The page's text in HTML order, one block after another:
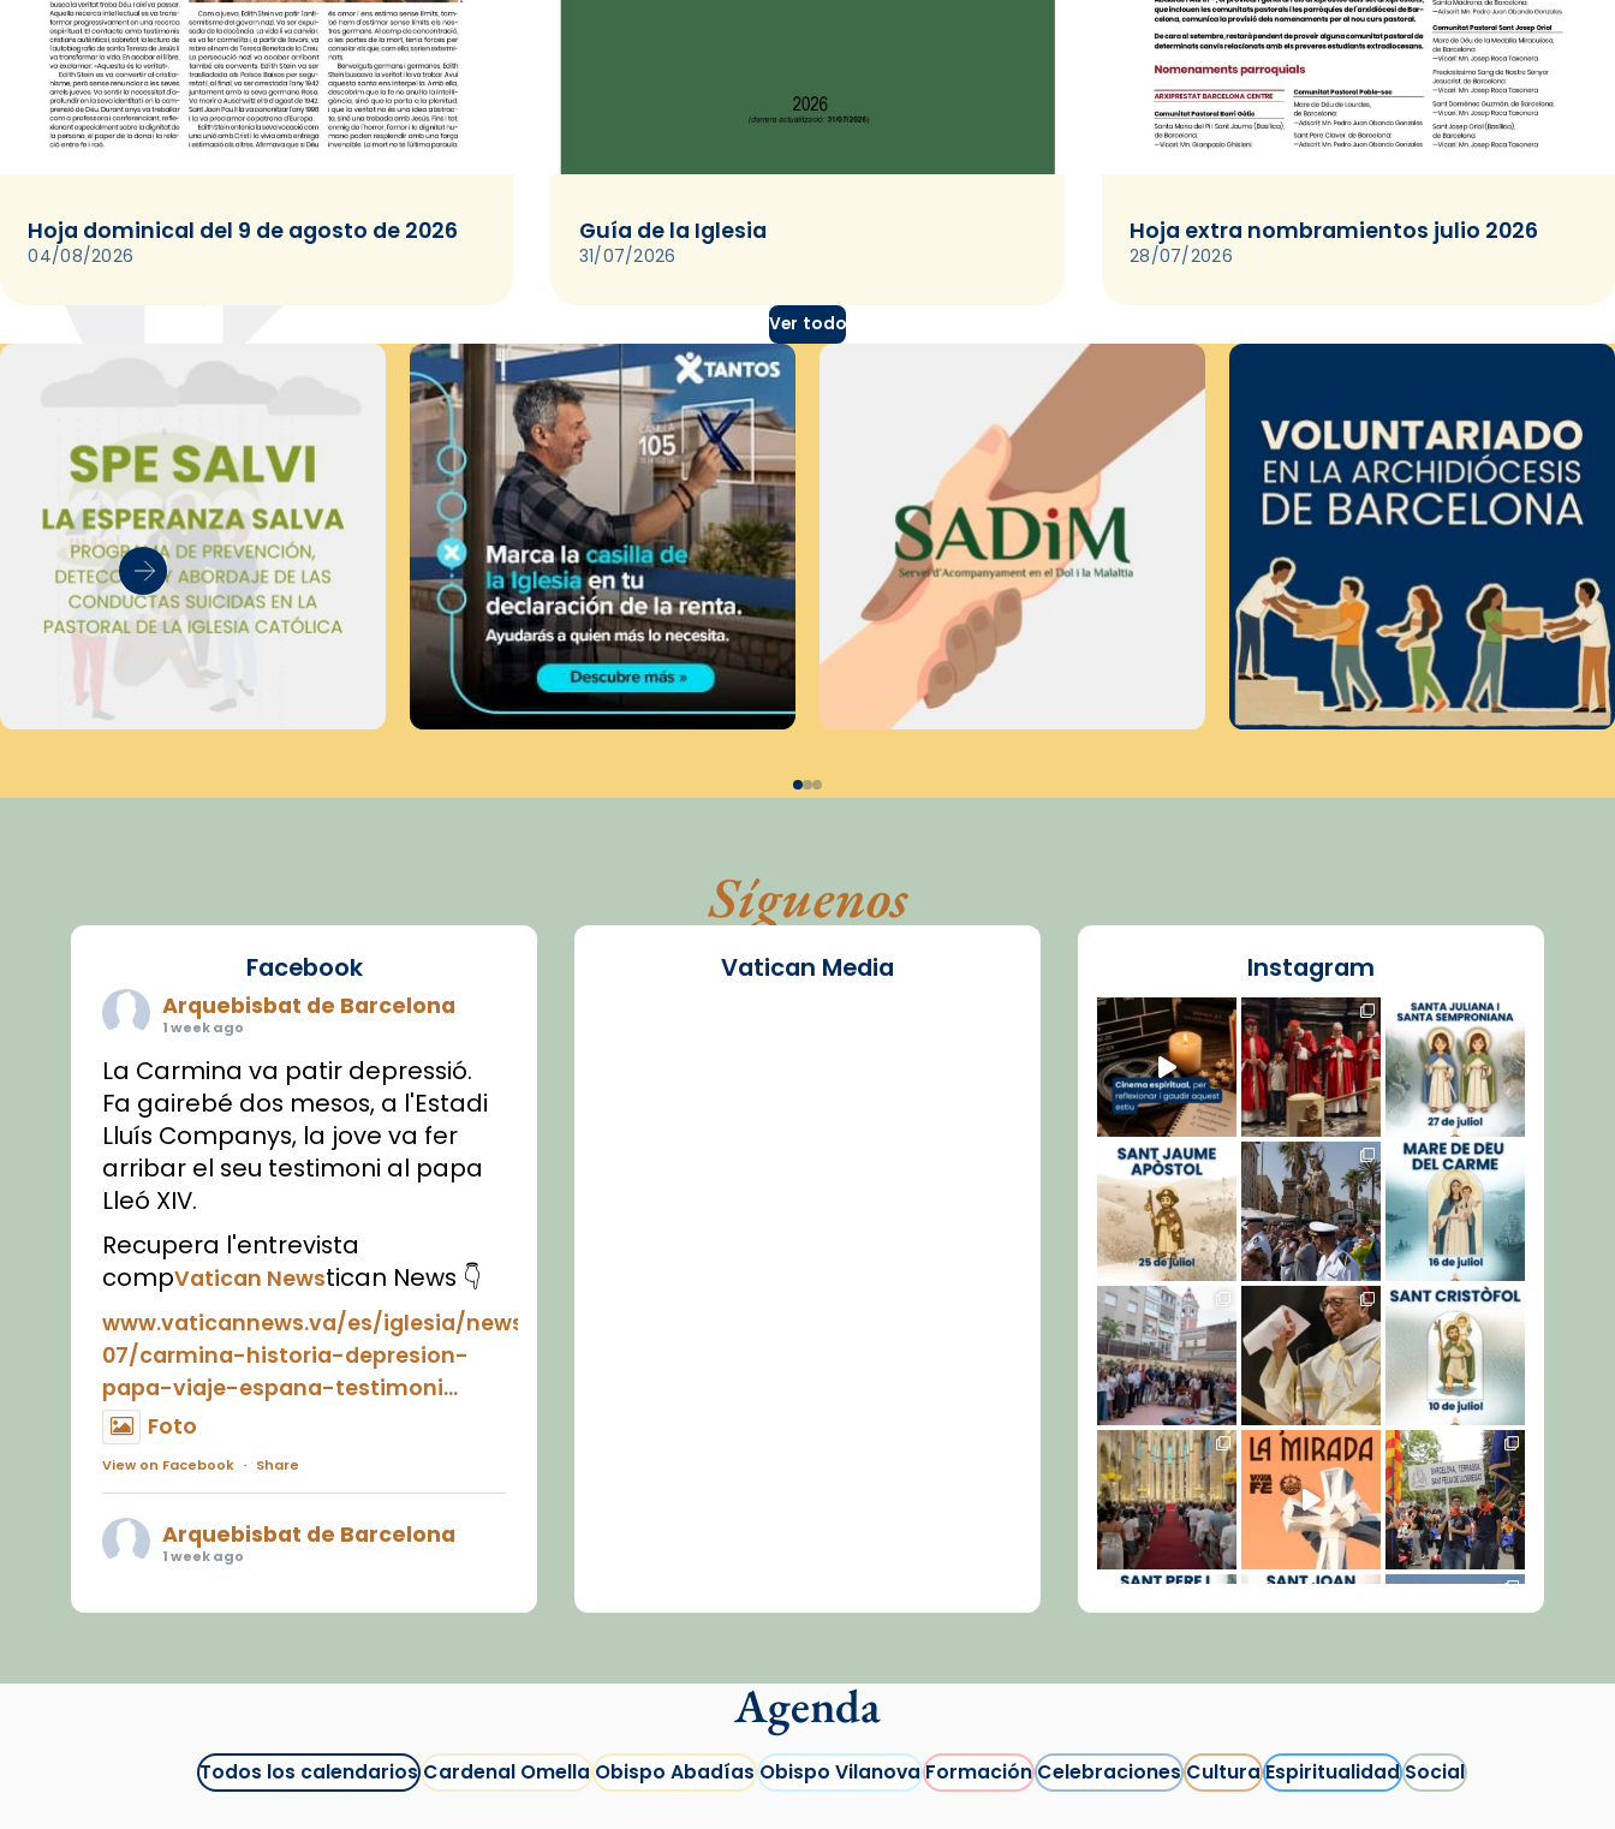
Hoja dominical del 9 de agosto de 2026
04/08/2026
Guía de la Iglesia
31/07/2026
Hoja extra nombramientos julio 2026
28/07/2026
Ver todo
Síguenos
Facebook
Arquebisbat de Barcelona
1 week ago
La Carmina va patir depressió.
Fa gairebé dos mesos, a l'Estadi
Lluís Companys, la jove va fer
arribar el seu testimoni al papa
Lleó XIV.
Recupera l'entrevista
compVatican Newstican News 👇
www.vaticannews.va/es/iglesia/news/2026-
07/carmina-historia-depresion-
papa-viaje-espana-testimoni...
Foto
View on Facebook · Share
Arquebisbat de Barcelona
1 week ago
juliol la missa de Les Santes de
Vatican Media Instagram
Agenda
Todos los calendariosCardenal OmellaObispo AbadíasObispo VilanovaFormaciónCelebracionesCulturaEspiritualidadSocial